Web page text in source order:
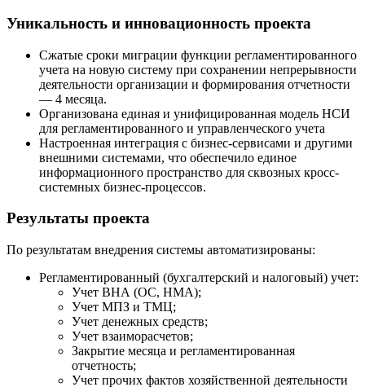
Уникальность и инновационность проекта
Сжатые сроки миграции функции регламентированного
учета на новую систему при сохранении непрерывности
деятельности организации и формирования отчетности
— 4 месяца.
Организована единая и унифицированная модель НСИ
для регламентированного и управленческого учета
Настроенная интеграция с бизнес-сервисами и другими
внешними системами, что обеспечило единое
информационного пространство для сквозных кросс-
системных бизнес-процессов.
Результаты проекта
По результатам внедрения системы автоматизированы:
Регламентированный (бухгалтерский и налоговый) учет:
Учет ВНА (ОС, НМА);
Учет МПЗ и ТМЦ;
Учет денежных средств;
Учет взаиморасчетов;
Закрытие месяца и регламентированная
отчетность;
Учет прочих фактов хозяйственной деятельности